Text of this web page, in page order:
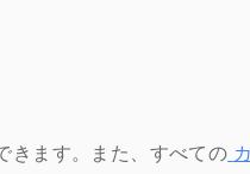
きます。また、すべての